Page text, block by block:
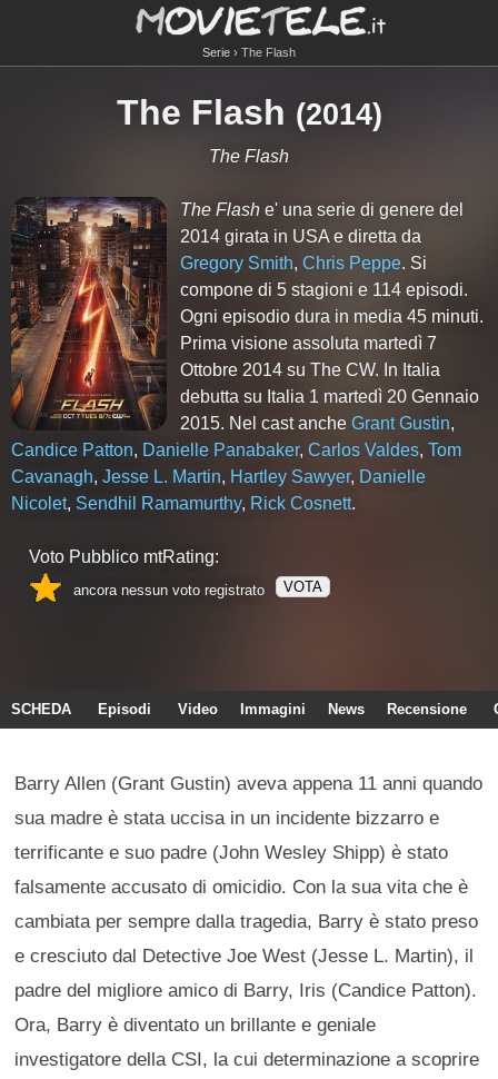
Serie The Flash
The Flash (2014)
The Flash
The Flash e' una serie di genere del
2014 girata in USA e diretta da
Gregory Smith,Chris Peppe. Si
compone di 5 stagioni e 114 episodi.
Ogni episodio dura in media 45 minuti.
Prima visione assoluta martedì 7
Ottobre 2014 su The CW. In Italia
debutta su Italia 1 martedì 20 Gennaio
2015. Nel cast ancheGrant Gustin,
Candice Patton, Danielle Panabaker, Carlos Valdes, Tom
Cavanagh, Jesse L. Martin, Hartley Sawyer, Danielle
Nicolet, Sendhil Ramamurthy, Rick Cosnett.
Voto Pubblico mtRating:
ancora nessun voto registrato VOTA
SCHEDA Episodi Video Immagini News Recensione
Barry Allen (Grant Gustin) aveva appena 11 anni quando
sua madre è stata uccisa in un incidente bizzarro e
terrificante e suo padre (John Wesley Shipp) è stato
falsamente accusato di omicidio. Con la sua vita che è
cambiata per sempre dalla tragedia, Barry è stato preso
e cresciuto dal Detective Joe West (Jesse L. Martin), il
padre del migliore amico di Barry, Iris (Candice Patton).
Ora, Barry è diventato un brillante e geniale
investigatore della CSI, la cui determinazione a scoprire